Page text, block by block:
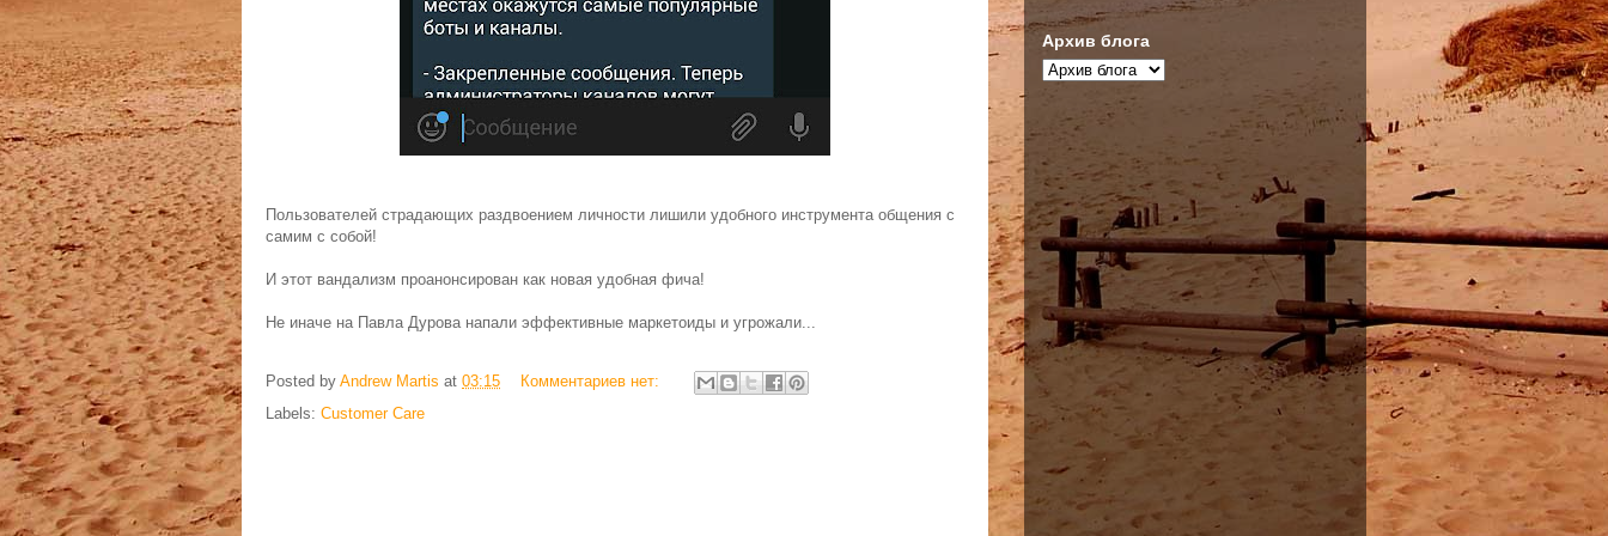
Пользователей страдающих раздвоением личности лишили удобного инструмента общения с
самим с собой!
И этот вандализм проанонсирован как новая удобная фича!
Не иначе на Павла Дурова напали эффективные маркетоиды и угрожали...
Posted by Andrew Martis at 03:15
Комментариев нет:
Labels: Customer Care
Архив блога